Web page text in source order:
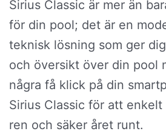
Sirius Classic är mer än
för din pool; det är en
teknisk lösning som ger
och översikt över din pool
några få klick på din
Sirius Classic för att enkelt
ren och säker året runt.